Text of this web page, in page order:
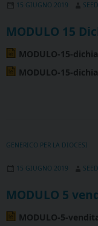
15 GIUGNO 2019
MODULO 15
MODULO-15-
MODULO-15-
GENERICO PER LA DIOCESI
15 GIUGNO 2019
MODULO 5
MODULO-5-